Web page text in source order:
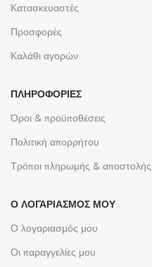
Κατασκευαστές
Προσφορές
Καλάθι αγορών
ΠΛΗΡΟΦΟΡΊΕΣ
Όροι & προϋποθέσεις
Πολιτική απορρήτου
Τρόποι πληρωμής & αποστολής
Ο ΛΟΓΑΡΙΑΣΜΌΣ ΜΟΥ
Ο λογαριασμός μου
Οι παραγγελίες μου